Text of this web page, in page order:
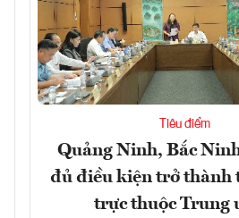
Tiêu điểm
Quảng Ninh, Bắc
đủ điều kiện trở thành
trực thuộc Trung